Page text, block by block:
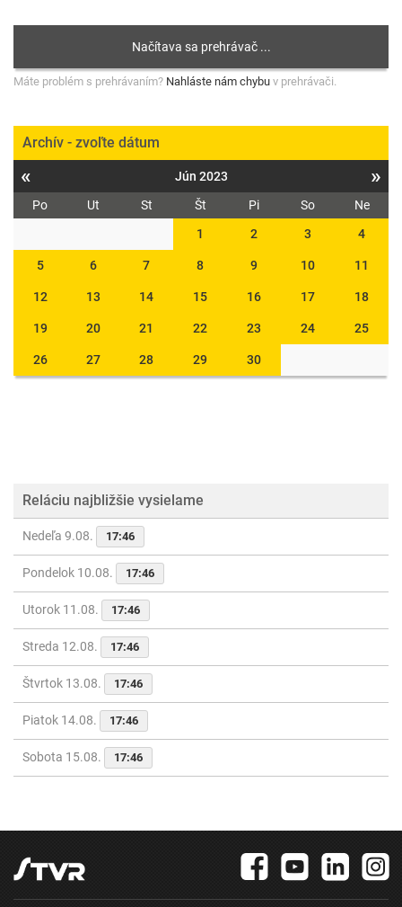
Máte problém s prehrávaním? Nahláste nám chybu v prehrávači.
Archív - zvoľte dátum
« Jún 2023 »
Po Ut St Št Pi So
Ne
1
2 3 4
5 6 7 8 9 10 11
12 13 14 15 16 17 18
19 20 21 22 23 24 25
26 27 28 29 30
Reláciu najbližšie vysielame
Nedeľa 9.08. 17:46
Pondelok 10.08. 17:46
Utorok 11.08. 17:46
Streda 12.08. 17:46
Štvrtok 13.08. 17:46
Piatok 14.08. 17:46
Sobota 15.08. 17:46